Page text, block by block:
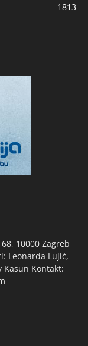
1813
10000 Zagreb
Leonarda Lujić,
Kasun Kontakt: